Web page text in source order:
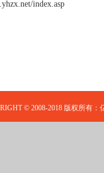
index.asp
© 2008-2018 版权所有：